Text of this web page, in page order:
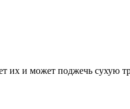
их и может поджечь сухую